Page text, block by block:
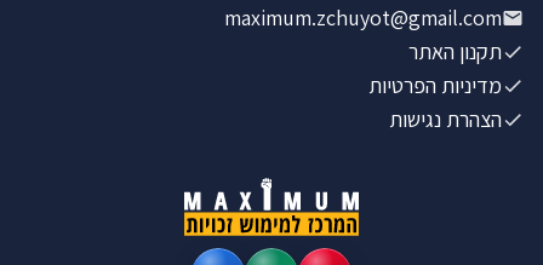
maximum.zchuyot@gmail.com
תקנון האתר
מדיניות הפרטיות
הצהרת נגישות